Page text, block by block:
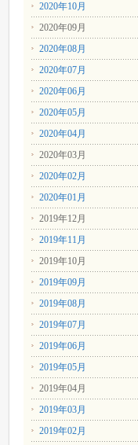
2020年10月
2020年09月
2020年08月
2020年07月
2020年06月
2020年05月
2020年04月
2020年03月
2020年02月
2020年01月
2019年12月
2019年11月
2019年10月
2019年09月
2019年08月
2019年07月
2019年06月
2019年05月
2019年04月
2019年03月
2019年02月